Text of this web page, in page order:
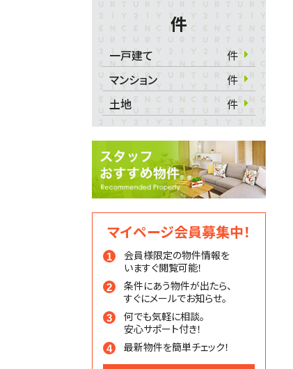
件
一戸建て
件
マンション
件
土地
件
マイページ会員募集中！
会員様限定の物件情報を
いますぐ閲覧可能！
条件にあう物件が出たら、
すぐにメールでお知らせ。
何でも気軽に相談。
安心サポート付き！
最新物件を簡単チェック！